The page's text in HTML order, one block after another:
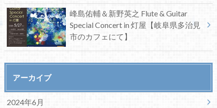
峰島佑輔＆新野英之 Flute & Guitar
Special Concert in 灯屋【岐阜県多治見
市のカフェにて】
アーカイブ
2024年6月